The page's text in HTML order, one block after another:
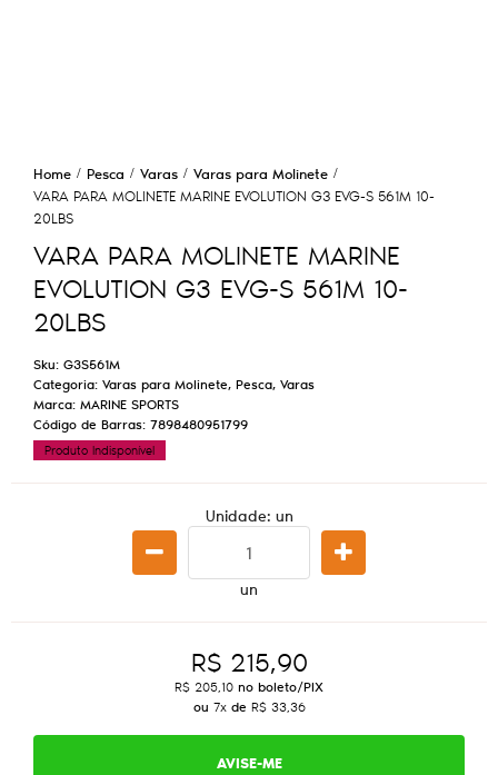
Home Pesca Varas
Varas para Molinete
VARA PARA MOLINETE MARINE EVOLUTION G3 EVG-S 561M 10-
20LBS
VARA PARA MOLINETE MARINE
EVOLUTION G3 EVG-S 561M 10-
20LBS
Sku: G3S561M
Categoria: Varas para Molinete, Pesca, Varas
Marca: MARINE SPORTS
Código de Barras: 7898480951799
Produto Indisponível
Unidade: un
un
R$ 215,90
R$ 205,10 no boleto/PIX
ou 7xde R$ 33,36
AVISE-ME